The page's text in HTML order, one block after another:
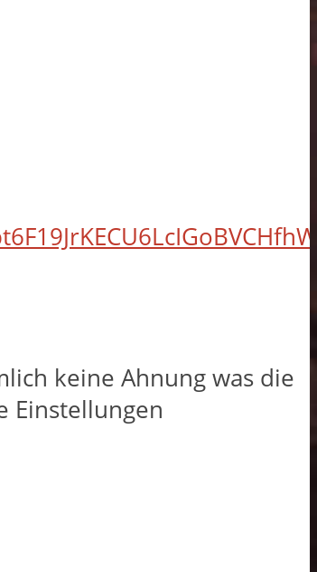
keine Ahnung was die
Einstellungen